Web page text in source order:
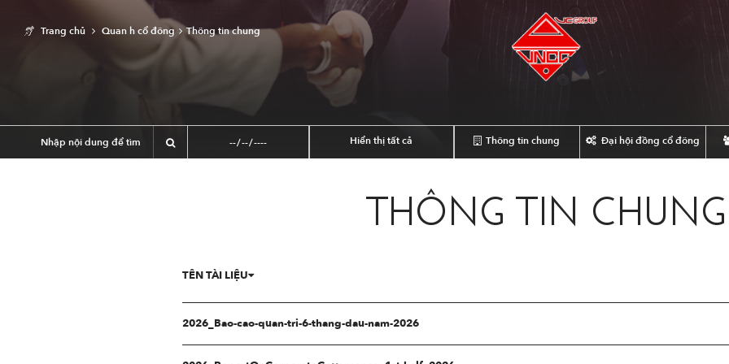
Hiển thị tất cả Thông tin chung Đại hội đồng cổ đông
Trang chủ Quan h cổ đông Thông tin chung
THÔNG TIN CHUNG
TÊN TÀI LIỆU
2026_Bao-cao-quan-tri-6-thang-dau-nam-2026